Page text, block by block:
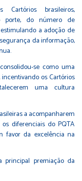
brasileiros,
porte, do número de
a adoção de
da informação,
se como uma
os Cartórios
uma cultura
a acompanharem
diferenciais do PQTA
favor da excelência na
principal premiação da